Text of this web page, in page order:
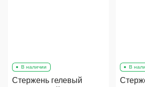
В наличии
Стержень гелевый
В